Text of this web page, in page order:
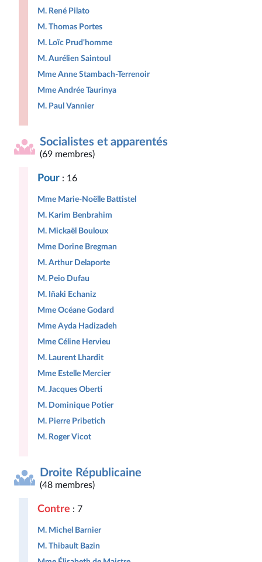
M. René Pilato
M. Thomas Portes
M. Loïc Prud'homme
M. Aurélien Saintoul
Mme Anne Stambach-Terrenoir
Mme Andrée Taurinya
M. Paul Vannier
Socialistes et apparentés
(69 membres)
Pour : 16
Mme Marie-Noëlle Battistel
M. Karim Benbrahim
M. Mickaël Bouloux
Mme Dorine Bregman
M. Arthur Delaporte
M. Peio Dufau
M. Iñaki Echaniz
Mme Océane Godard
Mme Ayda Hadizadeh
Mme Céline Hervieu
M. Laurent Lhardit
Mme Estelle Mercier
M. Jacques Oberti
M. Dominique Potier
M. Pierre Pribetich
M. Roger Vicot
Droite Républicaine
(48 membres)
Contre : 7
M. Michel Barnier
M. Thibault Bazin